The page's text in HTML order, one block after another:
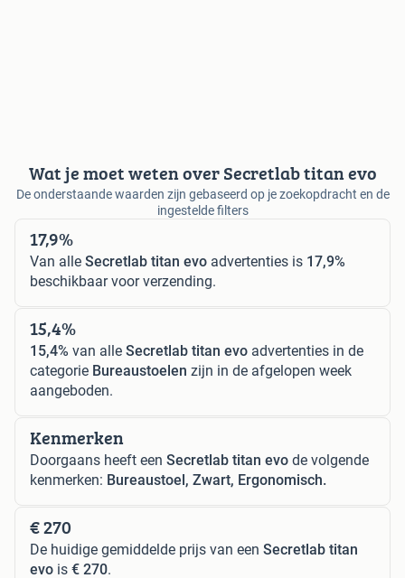
Wat je moet weten over Secretlab titan evo
De onderstaande waarden zijn gebaseerd op je zoekopdracht en de
ingestelde filters
17,9%
Van alle Secretlab titan evo advertenties is 17,9%
beschikbaar voor verzending.
15,4%
15,4% van alle Secretlab titan evo advertenties in de
categorie Bureaustoelen zijn in de afgelopen week
aangeboden.
Kenmerken
Doorgaans heeft een Secretlab titan evo de volgende
kenmerken: Bureaustoel, Zwart, Ergonomisch.
€ 270
De huidige gemiddelde prijs van een Secretlab titan
evo is € 270.